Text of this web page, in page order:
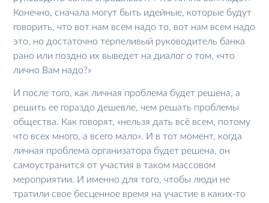
Конечно, сначала могут быть идейные, которые будут
говорить, что вот нам всем надо то, вот нам всем надо
это, но достаточно терпеливый руководитель банка
рано или поздно их выведет на диалог о том, «что
лично Вам надо?»
И после того, как личная проблема будет решена, а
решить ее гораздо дешевле, чем решать проблемы
общества. Как говорят, «нельзя дать всё всем, потому
что всех много, а всего мало». И в тот момент, когда
личная проблема организатора будет решена, он
самоустранится от участия в таком массовом
мероприятии. И именно для того, чтобы люди не
тратили свое бесценное время на участие в каких-то